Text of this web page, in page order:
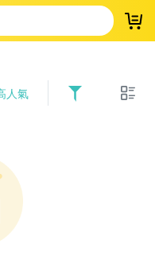
登
人氣